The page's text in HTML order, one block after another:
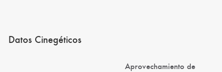
Datos Cinegéticos
Aprovechamiento de